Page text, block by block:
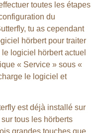
toutes les étapes
du
tu as cependant
hörbert pour traiter
logiciel hörbert actuel
« Service » sous «
le logiciel et
est déjà installé sur
tous les hörberts